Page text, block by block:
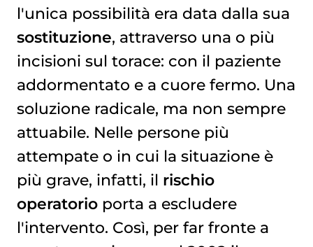
l'unica possibilità era data dalla sua
sostituzione, attraverso una o più
incisioni sul torace: con il paziente
addormentato e a cuore fermo. Una
soluzione radicale, ma non sempre
attuabile. Nelle persone più
attempate o in cui la situazione è
più grave, infatti, il rischio
operatorioporta a escludere
l'intervento. Così, per far fronte a